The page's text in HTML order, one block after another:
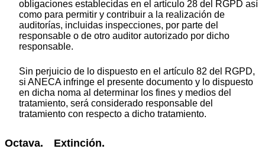
obligaciones establecidas en el artículo 28 del RGPD así
como para permitir y contribuir a la realización de
auditorías, incluidas inspecciones, por parte del
responsable o de otro auditor autorizado por dicho
responsable.
Sin perjuicio de lo dispuesto en el artículo 82 del RGPD,
si ANECA infringe el presente documento y lo dispuesto
en dicha noma al determinar los fines y medios del
tratamiento, será considerado responsable del
tratamiento con respecto a dicho tratamiento.
Octava. Extinción.